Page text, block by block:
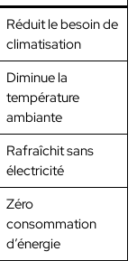
Réduit le besoin de
climatisation
Diminue la
température
ambiante
Rafraîchit sans
électricité
Zéro
consommation
d’énergie